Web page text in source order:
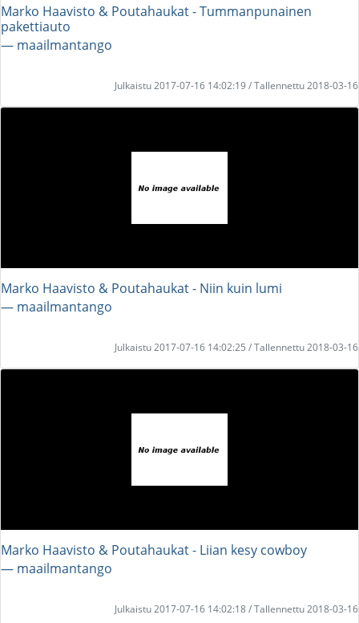
Marko Haavisto & Poutahaukat - Tummanpunainen
pakettiauto
― maailmantango
Julkaistu 2017-07-16 14:02:19 / Tallennettu 2018-03-16
Marko Haavisto & Poutahaukat - Niin kuin lumi
― maailmantango
Julkaistu 2017-07-16 14:02:25 / Tallennettu 2018-03-16
Marko Haavisto & Poutahaukat - Liian kesy cowboy
― maailmantango
Julkaistu 2017-07-16 14:02:18 / Tallennettu 2018-03-16